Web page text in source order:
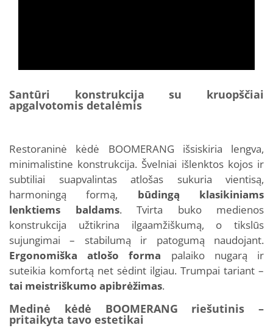
Santūri konstrukcija su kruopščiai
apgalvotomis detalėmis
Restoraninė kėdė BOOMERANG išsiskiria lengva,
minimalistine konstrukcija. Švelniai išlenktos kojos ir
subtiliai suapvalintas atlošas sukuria vientisą,
harmoningą formą, būdingą klasikiniams
lenktiems baldams. Tvirta buko medienos
konstrukcija užtikrina ilgaamžiškumą, o tikslūs
sujungimai – stabilumą ir patogumą naudojant.
Ergonomiška atlošo forma palaiko nugarą ir
suteikia komfortą net sėdint ilgiau. Trumpai tariant –
tai meistriškumo apibrėžimas.
Medinė kėdė BOOMERANG riešutinis –
pritaikyta tavo estetikai